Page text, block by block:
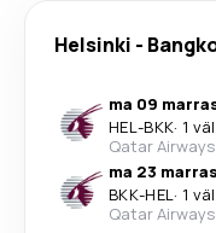
Helsinki -
ma 09
HEL-BKK· 1
Qatar Airways
ma 23
BKK-HEL· 1
Qatar Airways